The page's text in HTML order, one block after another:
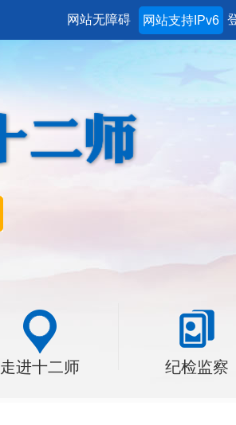
网站支持IPv6
网站无障碍
走进十二师 纪检监察